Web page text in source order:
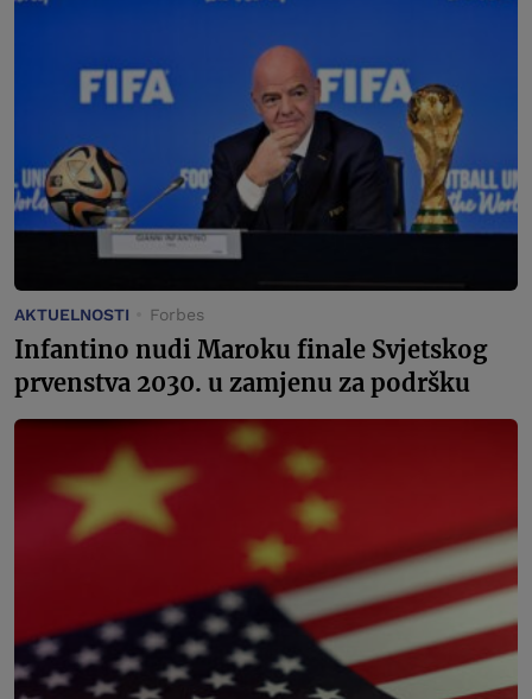
AKTUELNOSTI Forbes
Infantino nudi Maroku finale Svjetskog
prvenstva 2030. u zamjenu za podršku